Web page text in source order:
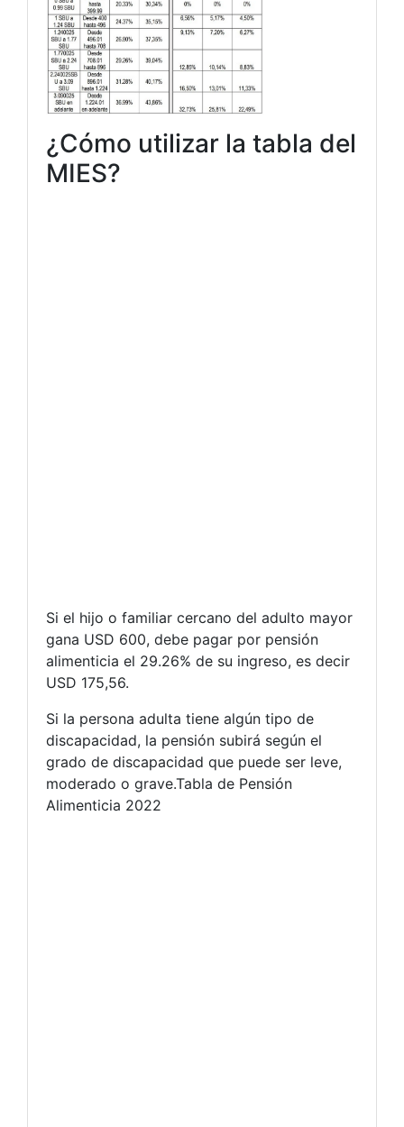
¿Cómo utilizar la tabla del
MIES?
Si el hijo o familiar cercano del adulto mayor
gana USD 600, debe pagar por pensión
alimenticia el 29.26% de su ingreso, es decir
USD 175,56.
Si la persona adulta tiene algún tipo de
discapacidad, la pensión subirá según el
grado de discapacidad que puede ser leve,
moderado o grave.Tabla de Pensión
Alimenticia 2022